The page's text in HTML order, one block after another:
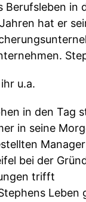
Berufsleben
hat er
u.a.
in den Tag
in seine
bei der
trifft
Leben